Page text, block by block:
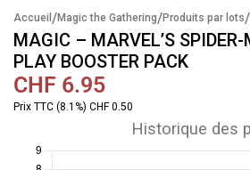
Accueil /Magic the Gathering/Produits par lots/
MAGIC – MARVEL’S
PLAY BOOSTER PACK
CHF 6.95
Prix TTC (8.1%) CHF 0.50
Historique des